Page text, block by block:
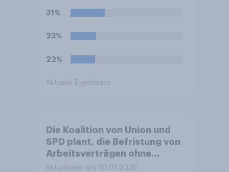
bei Steuern, Rente,
Gesundheit und Pflege sowie
zum Bürokratieabbau.
erwarten Sie insgesamt von
Zukunft Deutschlands?
31%
23%
22%
Aktuelle Ergebnisse
Die Koalition von Union und
SPD plant, die Befristung von
Arbeitsverträgen ohne
sachlichen Grund zu
Aktualisiert am 03.07.2026